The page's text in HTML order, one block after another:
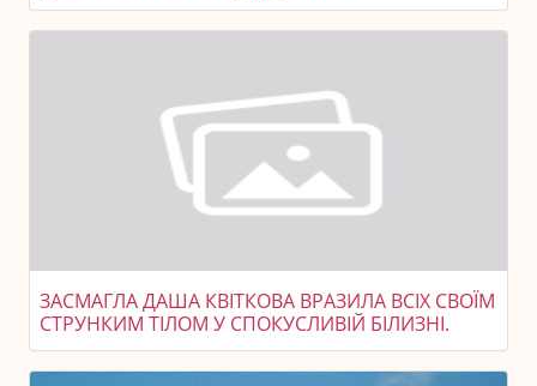
ЗАСМАГЛА ДАША КВІТКОВА ВРАЗИЛА ВСІХ СВОЇМ
СТРУНКИМ ТІЛОМ У СПОКУСЛИВІЙ БІЛИЗНІ.